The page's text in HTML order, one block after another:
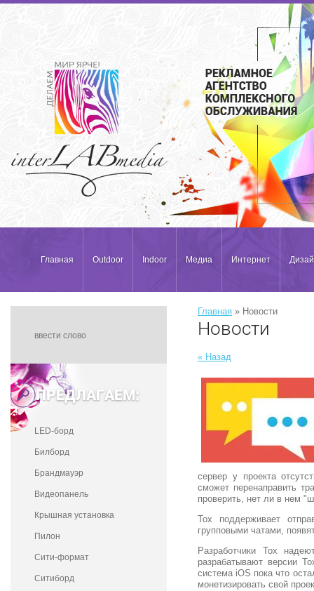
Главная Outdoor Indoor Медиа Интернет
ПРЕДЛАГАЕМ:
LED-борд
Билборд
Брандмауэр
Видеопанель
Крышная установка
Пилон
Сити-формат
Ситиборд
Главная » Новости
Новости
« Назад
сервер у проекта
сможет перенаправить
проверить, нет ли в нем
Tox поддерживает
групповыми чатами,
Разработчики Tox
разрабатывают версии
система iOS пока что
монетизировать свой